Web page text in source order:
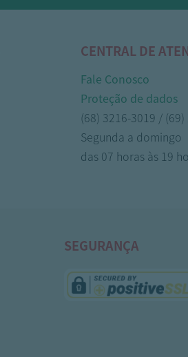
CENTRAL DE
Fale Conosco
Proteção de dados
(68) 3216-3019 /
Segunda a domingo
das 07 horas às 19
SEGURANÇA